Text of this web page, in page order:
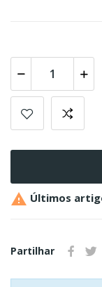
 Últimos
Partilhar